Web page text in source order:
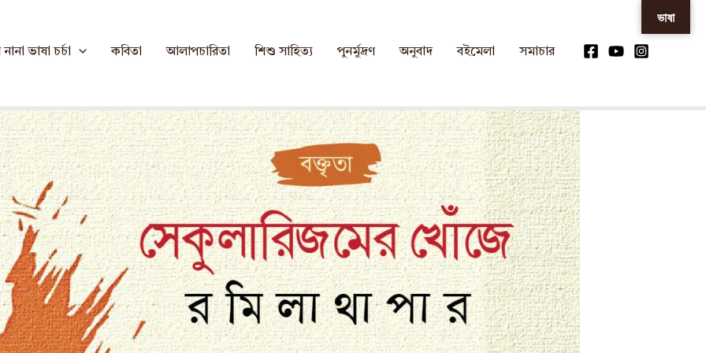
ভাষা চর্চা কবিতা আলাপচারিতা শিশু সাহিত্য পুনর্মুদ্রণ অনুবাদ বইমেলা সমাচার
ভাষা